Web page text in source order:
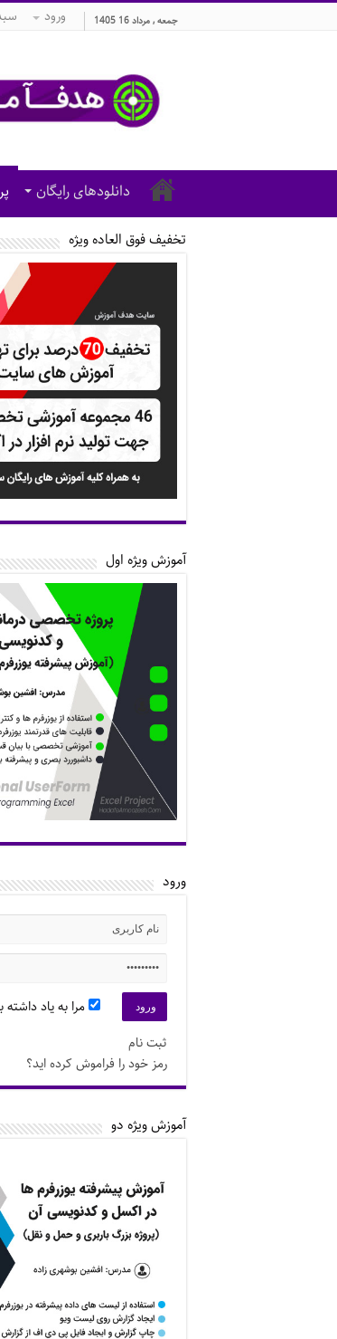
جمعه , مرداد 16 1405 ورود
دانلودهای رایگان
تخفیف فوق العاده ویژه
آموزش ویژه اول
ورود
مرا به یاد
ثبت نام
رمز خود را فراموش کرده اید؟
آموزش ویژه دو